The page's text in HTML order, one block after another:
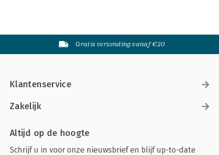
Gratis verzending vanaf €20
Klantenservice
Zakelijk
Altijd op de hoogte
Schrijf u in voor onze nieuwsbrief en blijf up-to-date